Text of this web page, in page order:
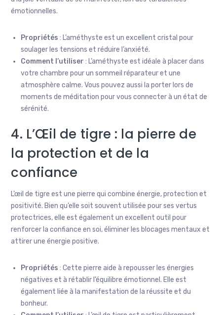
émotionnelles.
Propriétés : L’améthyste est un excellent cristal pour
soulager les tensions et réduire l’anxiété.
Comment l’utiliser : L’améthyste est idéale à placer dans
votre chambre pour un sommeil réparateur et une
atmosphère calme. Vous pouvez aussi la porter lors de
moments de méditation pour vous connecter à un état de
sérénité.
4. L’Œil de tigre : la pierre de
la protection et de la
confiance
L’œil de tigre est une pierre qui combine énergie, protection et
positivité. Bien qu’elle soit souvent utilisée pour ses vertus
protectrices, elle est également un excellent outil pour
renforcer la confiance en soi, éliminer les blocages mentaux et
attirer une énergie positive.
Propriétés : Cette pierre aide à repousser les énergies
négatives et à rétablir l’équilibre émotionnel. Elle est
également liée à la manifestation de la réussite et du
bonheur.